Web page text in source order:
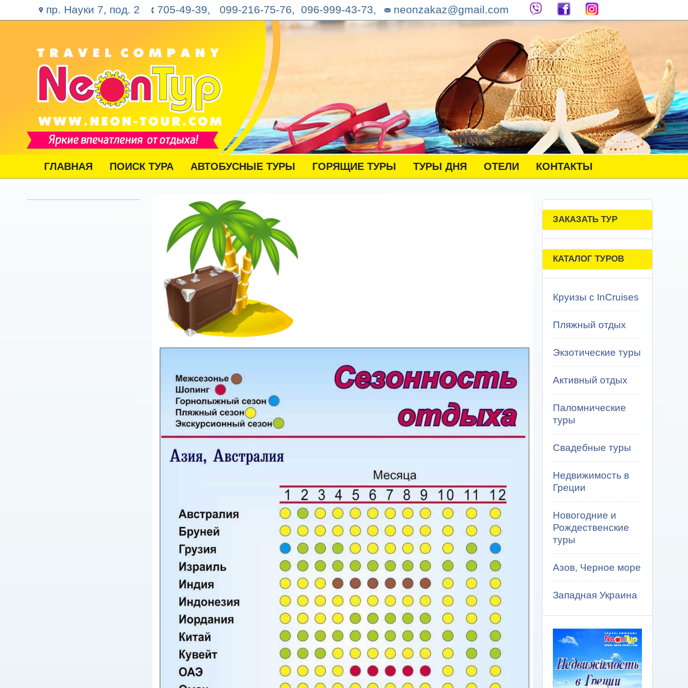
пр. Науки 7, под. 2 705-49-39, 099-216-75-76, 096-999-43-73, neonzakaz@gmail.com
ГЛАВНАЯ ПОИСК ТУРА АВТОБУСНЫЕ ТУРЫ ГОРЯЩИЕ ТУРЫ ТУРЫ ДНЯ ОТЕЛИ КОНТАКТЫ
ЗАКАЗАТЬ ТУР
КАТАЛОГ ТУРОВ
Круизы с InCruises
Пляжный отдых
Экзотические туры
Активный отдых
Паломнические
туры
Свадебные туры
Недвижимость в
Греции
Новогодние и
Рождественские
туры
Азов, Черное море
Западная Украина